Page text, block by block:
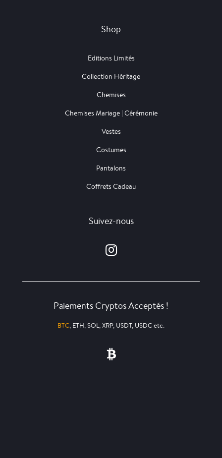
Shop
Editions Limités
Collection Héritage
Chemises
Chemises Mariage | Cérémonie
Vestes
Costumes
Pantalons
Coffrets Cadeau
Suivez-nous
Paiements Cryptos Acceptés !
BTC, ETH, SOL, XRP, USDT, USDC etc.